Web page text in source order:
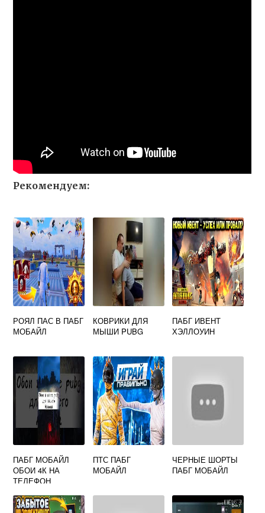
Рекомендуем:
РОЯЛ ПАС В ПАБГ
МОБАЙЛ
КОВРИКИ ДЛЯ
МЫШИ PUBG
ПАБГ ИВЕНТ
ХЭЛЛОУИН
ПАБГ МОБАЙЛ
ОБОИ 4К НА
ТЕЛЕФОН
ПТС ПАБГ
МОБАЙЛ
ЧЕРНЫЕ ШОРТЫ
ПАБГ МОБАЙЛ